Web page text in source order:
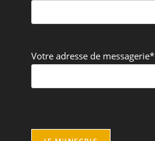
Votre adresse de messagerie*